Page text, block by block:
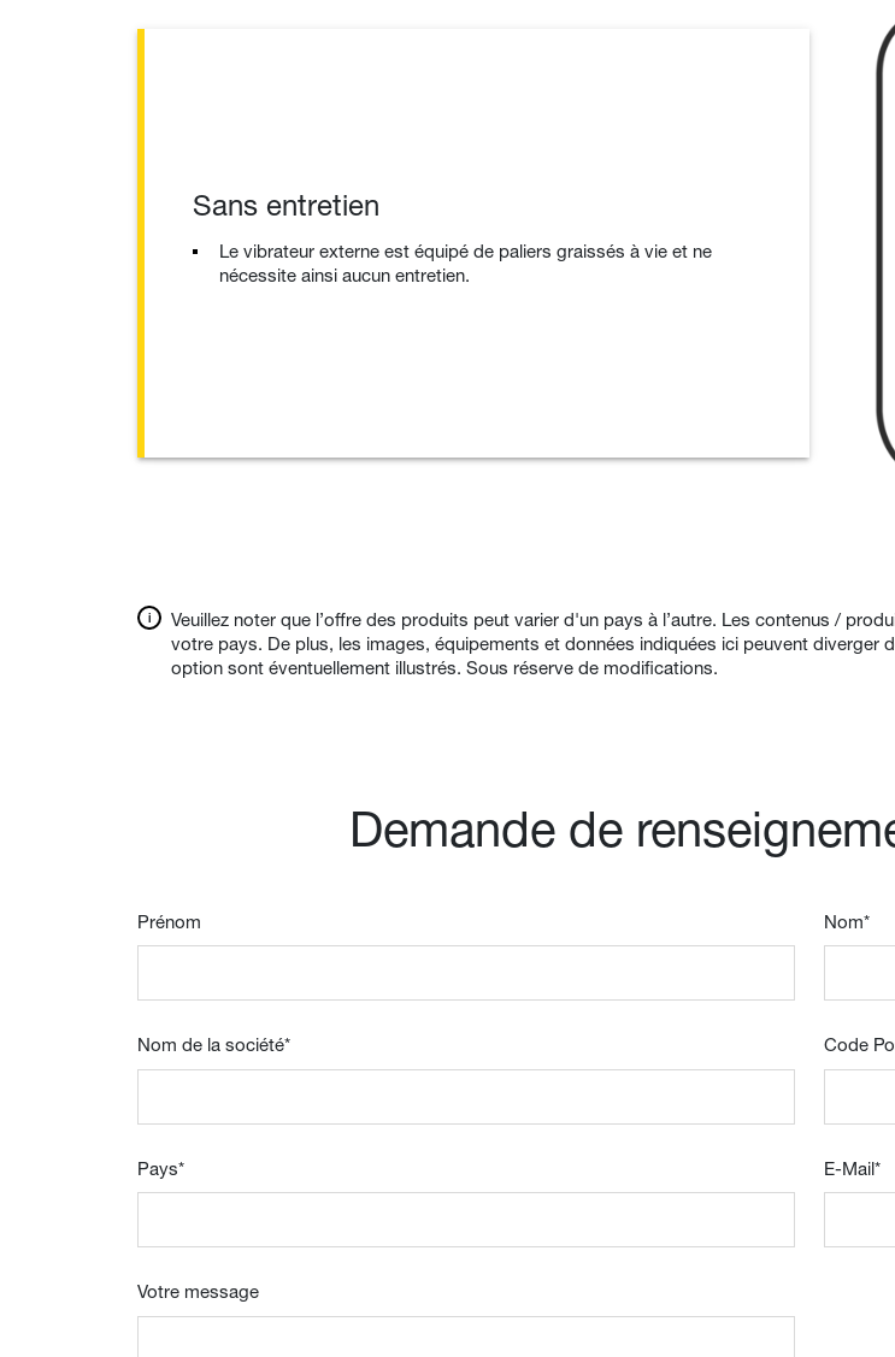
Sans entretien
Le vibrateur externe est équipé de paliers graissés à vie et ne
nécessite ainsi aucun entretien.
Veuillez noter que l’offre des produits peut varier d'un pays à l’autre. Les contenus /
votre pays. De plus, les images, équipements et données indiquées ici peuvent
option sont éventuellement illustrés. Sous réserve de modifications.
Demande de
Prénom Nom*
Nom de la société* Code
Pays* E-Mail*
Votre message